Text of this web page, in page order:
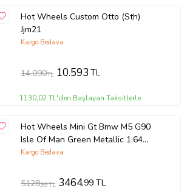
Hot Wheels Custom Otto (Sth)
Jjm21
Kargo Bedava
14.090TL 10.593TL
1130,02 TL'den Başlayan Taksitlerle
Hot Wheels Mini Gt Bmw M5 G90
Isle Of Man Green Metallic 1:64
Diecast Model Araba Mgt01086
Kargo Bedava
5128,99 TL 3464,99 TL